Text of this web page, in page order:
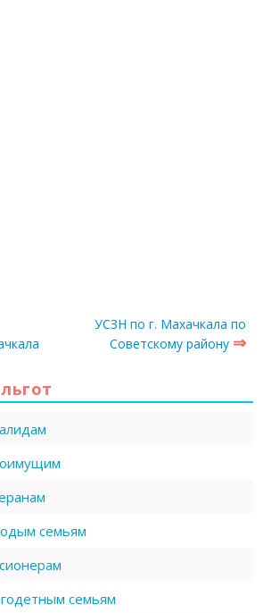
УСЗН по г. Махачкала по
Советскому району ⇒
семьям
семьям